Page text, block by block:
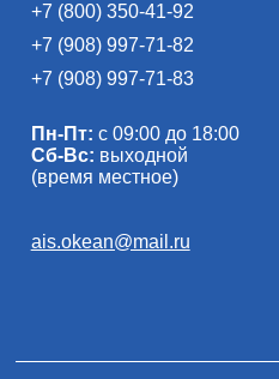
+7 (800) 350-41-92
+7 (908) 997-71-82
+7 (908) 997-71-83
Пн-Пт: с 09:00 до 18:00
Сб-Вс: выходной
(время местное)
ais.okean@mail.ru